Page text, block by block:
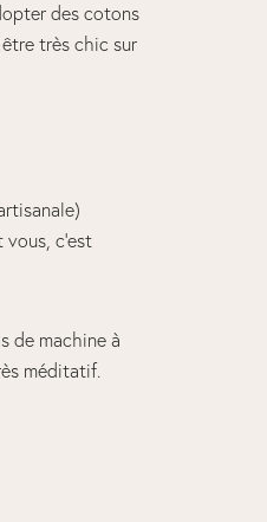
des cotons
très chic sur
c’est
de machine à
méditatif.